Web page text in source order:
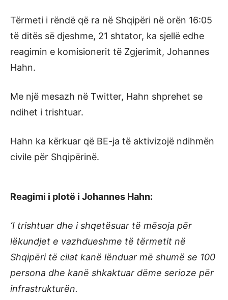
Tërmeti i rëndë që ra në Shqipëri në orën 16:05
të ditës së djeshme, 21 shtator, ka sjellë edhe
reagimin e komisionerit të Zgjerimit, Johannes
Hahn.
Me një mesazh në Twitter, Hahn shprehet se
ndihet i trishtuar.
Hahn ka kërkuar që BE-ja të aktivizojë ndihmën
civile për Shqipërinë.
Reagimi i plotë i Johannes Hahn:
‘I trishtuar dhe i shqetësuar të mësoja për
lëkundjet e vazhdueshme të tërmetit në
Shqipëri të cilat kanë lënduar më shumë se 100
persona dhe kanë shkaktuar dëme serioze për
infrastrukturën.